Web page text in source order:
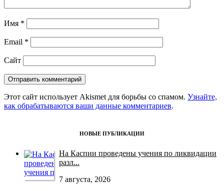
Имя *
Email *
Сайт
Этот сайт использует Akismet для борьбы со спамом. Узнайте,
как обрабатываются ваши данные комментариев.
НОВЫЕ ПУБЛИКАЦИИ
На Каспии проведены учения по ликвидации
разл...
7 августа, 2026